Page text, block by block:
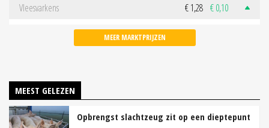
Vleesvarkens
€ 1,28 € 0,10
MEER MARKTPRIJZEN
MEEST GELEZEN
Opbrengst slachtzeug zit op een dieptepunt